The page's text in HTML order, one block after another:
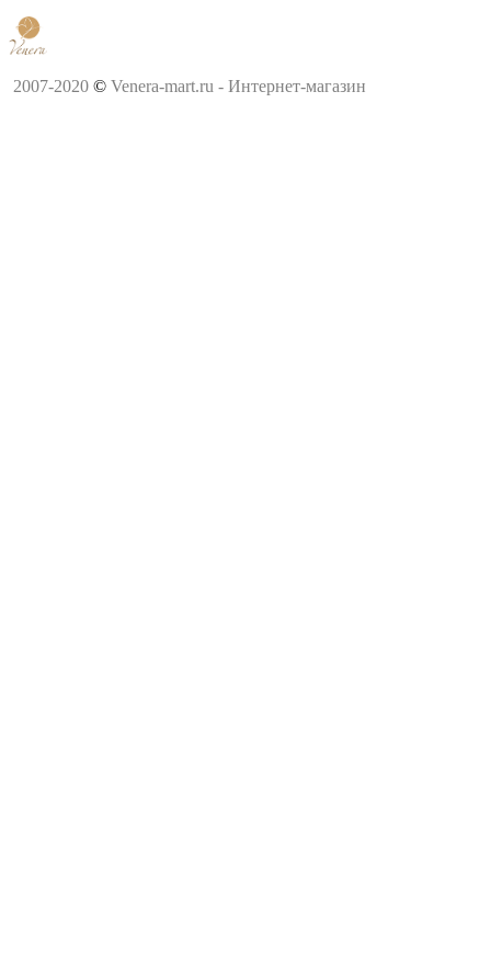
2007-2020 © Venera-mart.ru - Интернет-магазин